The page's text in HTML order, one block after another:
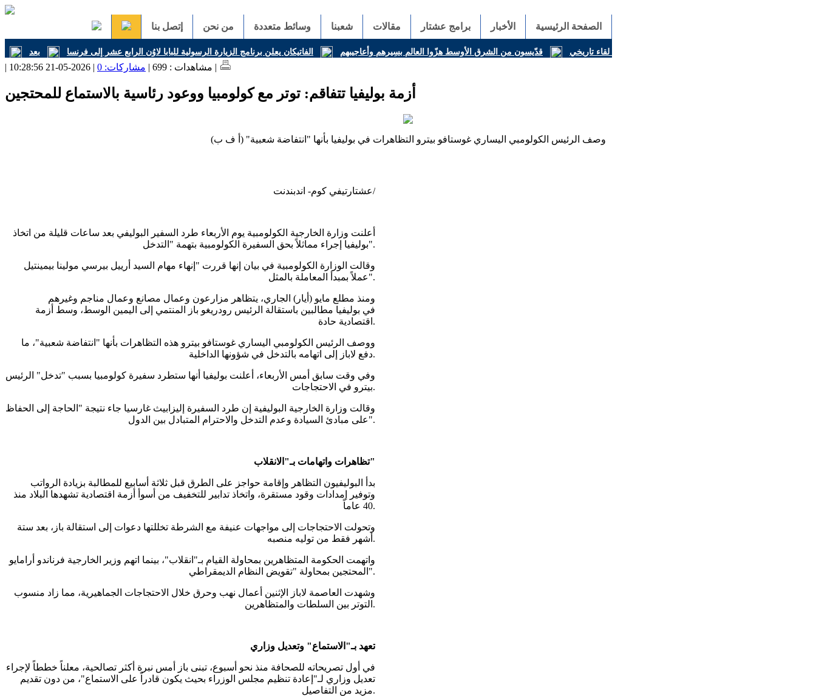
الصفحة الرئيسية الأخبار برامج عشتار مقالات شعبنا وسائط متعددة من نحن إتصل بنا
المسيحيون والكونفوشيوسيون يوقّعون إعلانًا مشتركًا في لقاء تاريخي قدّيسون من الشرق الأوسط هزّوا العالم بسِيرهم وأعاجيبهم الفاتيكان يعلن برنامج الزيارة الرسولية للبابا لاوُن الرابع عشر إلى فرنسا
| مشاهدات : 699 | مشاركات: 0 | 2026-05-21 10:28:56 |
أزمة بوليفيا تتفاقم: توتر مع كولومبيا ووعود رئاسية بالاستماع للمحتجين
وصف الرئيس الكولومبي اليساري غوستافو بيترو التظاهرات في بوليفيا بأنها "انتفاضة شعبية" (أ ف ب)
عشتارتيفي كوم- اندبندنت/
أعلنت وزارة الخارجية الكولومبية يوم الأربعاء طرد السفير البوليفي بعد ساعات قليلة من اتخاذ
بوليفيا إجراء مماثلاً بحق السفيرة الكولومبية بتهمة "التدخل".
وقالت الوزارة الكولومبية في بيان إنها قررت "إنهاء مهام السيد أرييل بيرسي مولينا بيمينتيل
عملاً بمبدأ المعاملة بالمثل".
ومنذ مطلع مايو (أيار) الجاري، يتظاهر مزارعون وعمال مصانع وعمال مناجم وغيرهم
في بوليفيا مطالبين باستقالة الرئيس رودريغو باز المنتمي إلى اليمين الوسط، وسط أزمة
اقتصادية حادة.
ووصف الرئيس الكولومبي اليساري غوستافو بيترو هذه التظاهرات بأنها "انتفاضة شعبية"، ما
دفع لاباز إلى اتهامه بالتدخل في شؤونها الداخلية.
وفي وقت سابق أمس الأربعاء، أعلنت بوليفيا أنها ستطرد سفيرة كولومبيا بسبب "تدخل" الرئيس
بيترو في الاحتجاجات.
وقالت وزارة الخارجية البوليفية إن طرد السفيرة إليزابيث غارسيا جاء نتيجة "الحاجة إلى الحفاظ
على مبادئ السيادة وعدم التدخل والاحترام المتبادل بين الدول".
تظاهرات واتهامات بـ"الانقلاب"
بدأ البوليفيون التظاهر وإقامة حواجز على الطرق قبل ثلاثة أسابيع للمطالبة بزيادة الرواتب
وتوفير إمدادات وقود مستقرة، واتخاذ تدابير للتخفيف من أسوأ أزمة اقتصادية تشهدها البلاد منذ
40 عاماً.
وتحولت الاحتجاجات إلى مواجهات عنيفة مع الشرطة تخللتها دعوات إلى استقالة باز، بعد ستة
أشهر فقط من توليه منصبه.
واتهمت الحكومة المتظاهرين بمحاولة القيام بـ"انقلاب"، بينما اتهم وزير الخارجية فرناندو أرامايو
المحتجين بمحاولة "تقويض النظام الديمقراطي".
وشهدت العاصمة لاباز الإثنين أعمال نهب وحرق خلال الاحتجاجات الجماهيرية، مما زاد منسوب
التوتر بين السلطات والمتظاهرين.
تعهد بـ"الاستماع" وتعديل وزاري
في أول تصريحاته للصحافة منذ نحو أسبوع، تبنى باز أمس نبرة أكثر تصالحية، معلناً خططاً لإجراء
تعديل وزاري لـ"إعادة تنظيم مجلس الوزراء بحيث يكون قادراً على الاستماع"، من دون تقديم
مزيد من التفاصيل.